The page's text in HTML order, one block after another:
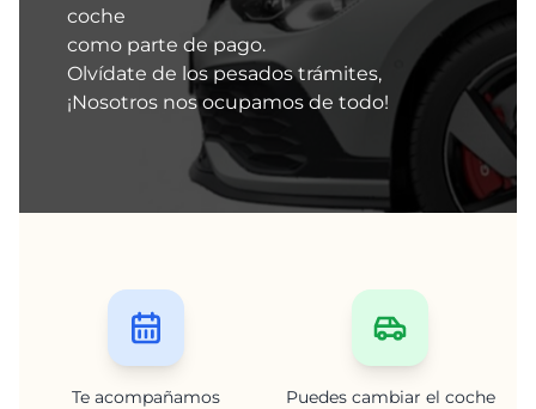
coche
como parte de pago.
Olvídate de los pesados trámites,
¡Nosotros nos ocupamos de todo!
Te acompañamos
Puedes cambiar el coche